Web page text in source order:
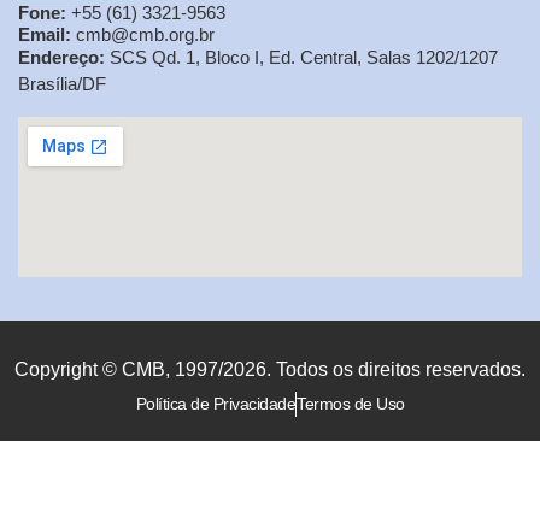
Fone: +55 (61) 3321-9563
Email: cmb@cmb.org.br
Endereço: SCS Qd. 1, Bloco I, Ed. Central, Salas 1202/1207
Brasília/DF
Copyright © CMB, 1997/2026. Todos os direitos reservados.
Política de PrivacidadeTermos de Uso